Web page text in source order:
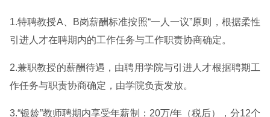
1.特聘教授A、B岗薪酬标准按照“一人一议”原则，根据柔性
引进人才在聘期内的工作任务与工作职责协商确定。
2.兼职教授的薪酬待遇，由聘用学院与引进人才根据聘期工
作任务与职责协商确定，由学院负责发放。
3.“银龄”教师聘期内享受年薪制：20万/年（税后），分12个